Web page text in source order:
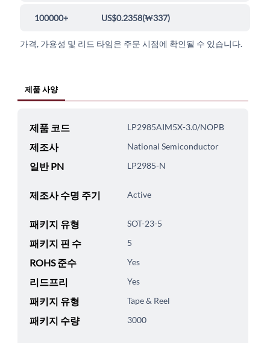
100000+ US$0.2358(₩337)
가격, 가용성 및 리드 타임은 주문 시점에 확인될 수 있습니다.
제품 사양
제품 코드 LP2985AIM5X-3.0/NOPB
제조사 National Semiconductor
일반 PN LP2985-N
제조사 수명 주기 Active
패키지 유형 SOT-23-5
패키지 핀 수 5
ROHS 준수 Yes
리드프리 Yes
패키지 유형 Tape & Reel
패키지 수량 3000